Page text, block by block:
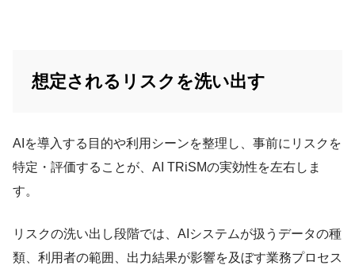
想定されるリスクを洗い出す
AIを導入する目的や利用シーンを整理し、事前にリスクを
特定・評価することが、AI TRiSMの実効性を左右しま
す。
リスクの洗い出し段階では、AIシステムが扱うデータの種
類、利用者の範囲、出力結果が影響を及ぼす業務プロセス